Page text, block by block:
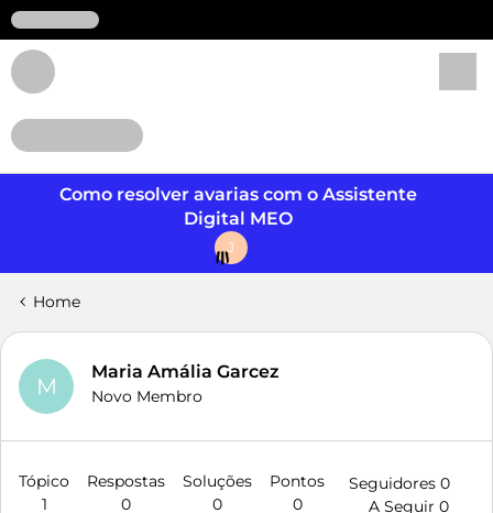
Como resolver avarias com o Assistente
Digital MEO
J
Home
M
Maria Amália Garcez
Novo Membro
Tópico
1
Respostas
0
Soluções
0
Pontos
0
Seguidores 0
A Seguir 0